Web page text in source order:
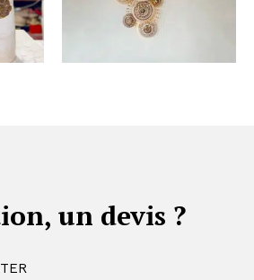
un devis ?